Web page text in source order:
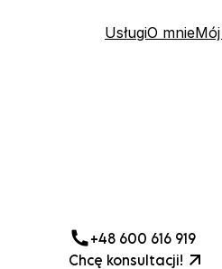
UsługiO mnie
+48 600 616 919
Chcę konsultacji!